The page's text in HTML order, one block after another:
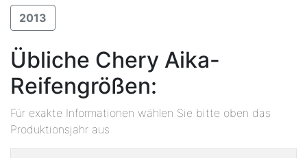
2013
Übliche Chery Aika-
Reifengrößen:
Für exakte Informationen wählen Sie bitte oben das
Produktionsjahr aus